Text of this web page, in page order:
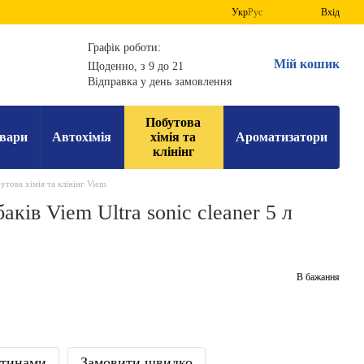
УкрРус Вхід
Графік роботи:
Щоденно, з 9 до 21
Відправка у день замовлення
Мій кошик
Автохімія
Побутова
хімія та
клінінг
Ароматизатори
хімія та клінінг Viem
Viem Ultra sonic cleaner 5 л
В бажання